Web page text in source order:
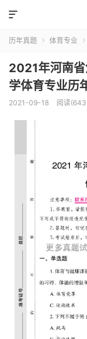

历年真题  体育专业 
2021年河南
学体育专业历
2021-09-18 阅读